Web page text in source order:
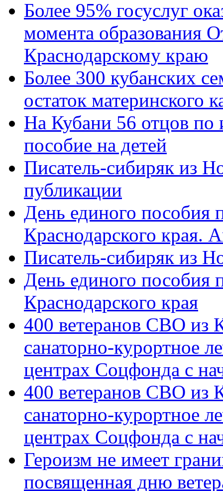
Более 95% госуслуг
момента образования
Краснодарскому краю
Более 300 кубанских
остаток материнского
На Кубани 56 отцов по
пособие на детей
Писатель-сибиряк из
публикации
День единого пособия
Краснодарского края.
Писатель-сибиряк из
День единого пособия
Краснодарского края
400 ветеранов СВО из
санаторно-курортное
центрах Соцфонда с
400 ветеранов СВО из
санаторно-курортное
центрах Соцфонда с
Героизм не имеет
посвященная дню